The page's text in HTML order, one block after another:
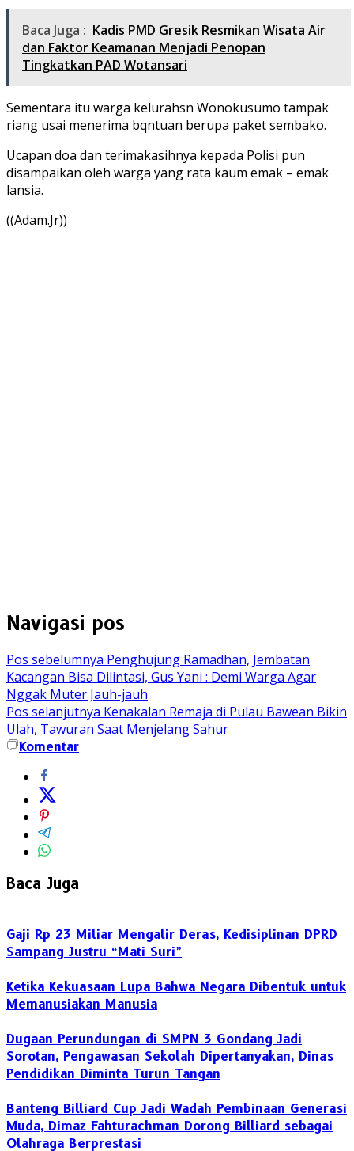
Baca Juga : Kadis PMD Gresik Resmikan Wisata Air
dan Faktor Keamanan Menjadi Penopan
Tingkatkan PAD Wotansari
Sementara itu warga kelurahsn Wonokusumo tampak
riang usai menerima bqntuan berupa paket sembako.
Ucapan doa dan terimakasihnya kepada Polisi pun
disampaikan oleh warga yang rata kaum emak – emak
lansia.
((Adam.Jr))
Navigasi pos
Pos sebelumnya Penghujung Ramadhan, Jembatan
Kacangan Bisa Dilintasi, Gus Yani : Demi Warga Agar
Nggak Muter Jauh-jauh
Pos selanjutnya Kenakalan Remaja di Pulau Bawean Bikin
Ulah, Tawuran Saat Menjelang Sahur
Komentar
Baca Juga
Gaji Rp 23 Miliar Mengalir Deras, Kedisiplinan DPRD
Sampang Justru “Mati Suri”
Ketika Kekuasaan Lupa Bahwa Negara Dibentuk untuk
Memanusiakan Manusia
Dugaan Perundungan di SMPN 3 Gondang Jadi
Sorotan, Pengawasan Sekolah Dipertanyakan, Dinas
Pendidikan Diminta Turun Tangan
Banteng Billiard Cup Jadi Wadah Pembinaan Generasi
Muda, Dimaz Fahturachman Dorong Billiard sebagai
Olahraga Berprestasi